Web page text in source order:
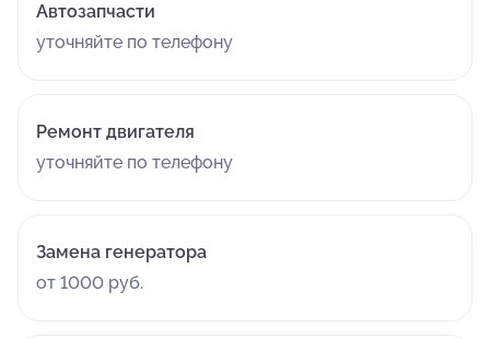
Автозапчасти
уточняйте по телефону
Ремонт двигателя
уточняйте по телефону
Замена генератора
от 1000 руб.